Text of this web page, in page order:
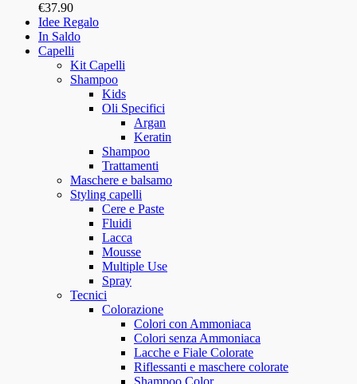
€37.90
Idee Regalo
In Saldo
Capelli
Kit Capelli
Shampoo
Kids
Oli Specifici
Argan
Keratin
Shampoo
Trattamenti
Maschere e balsamo
Styling capelli
Cere e Paste
Fluidi
Lacca
Mousse
Multiple Use
Spray
Tecnici
Colorazione
Colori con Ammoniaca
Colori senza Ammoniaca
Lacche e Fiale Colorate
Riflessanti e maschere colorate
Shampoo Color